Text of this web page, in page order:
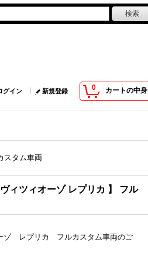
0 カートの中身
グイン 新規登録
スタム車両
ィツィオーゾ レプリカ 】 フル
ゾ レプリカ フルカスタム車両のご